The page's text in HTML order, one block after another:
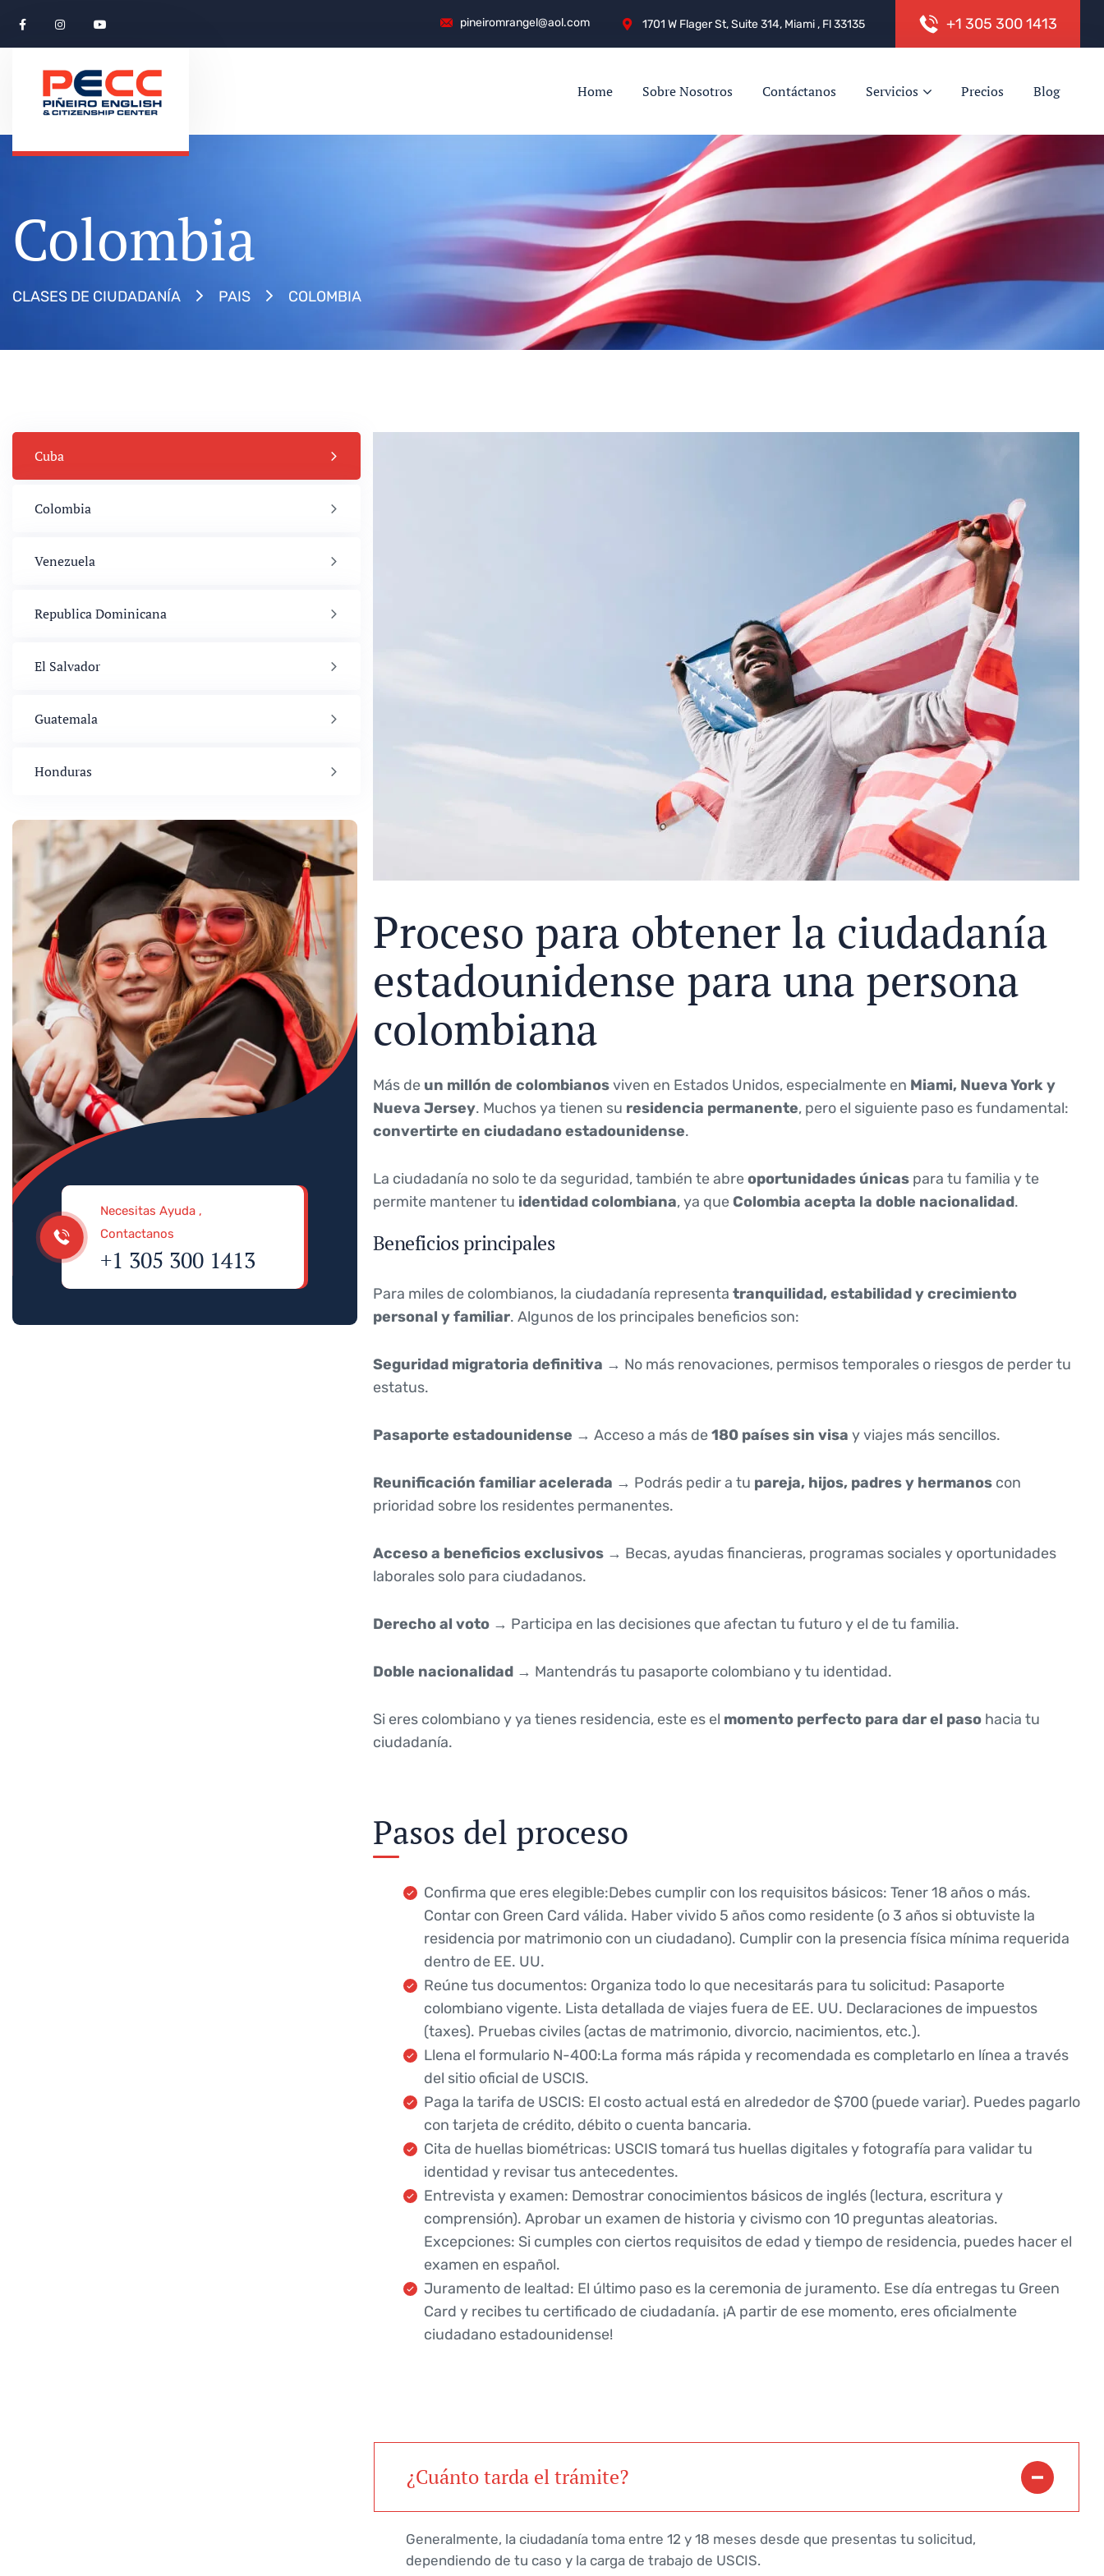
pineiromrangel@aol.com 1701 W Flager St, Suite 314, Miami , Fl 33135 +1 305 3001413
Home Sobre Nosotros Contáctanos Servicios Precios Blog
Colombia
CLASES DE CIUDADANÍA PAIS COLOMBIA
Cuba
Colombia
Venezuela
Republica Dominicana
El Salvador
Guatemala
Honduras
Necesitas Ayuda ,
Contactanos
+1 305 300 1413
Proceso para obtener la ciudadanía
estadounidense para una persona
colombiana
Más de un millón de colombianosviven en Estados Unidos, especialmente en Miami, Nueva York y
Nueva Jersey. Muchos ya tienen su residencia permanente, pero el siguiente paso es fundamental:
convertirte en ciudadano estadounidense.
La ciudadanía no solo te da seguridad, también te abreoportunidades únicaspara tu familia y te
permite mantener tu identidad colombiana, ya queColombia acepta la doble nacionalidad.
Beneficios principales
Para miles de colombianos, la ciudadanía representa tranquilidad, estabilidad y crecimiento
personal y familiar. Algunos de los principales beneficios son:
Seguridad migratoria definitiva → No más renovaciones, permisos temporales o riesgos de perder tu
estatus.
Pasaporte estadounidense → Acceso a más de180 países sin visa y viajes más sencillos.
Reunificación familiar acelerada → Podrás pedir a tu pareja, hijos, padres y hermanoscon
prioridad sobre los residentes permanentes.
Acceso a beneficios exclusivos→ Becas, ayudas financieras, programas sociales y oportunidades
laborales solo para ciudadanos.
Derecho al voto→ Participa en las decisiones que afectan tu futuro y el de tu familia.
Doble nacionalidad→ Mantendrás tu pasaporte colombiano y tu identidad.
Si eres colombiano y ya tienes residencia, este es el momento perfecto para dar el pasohacia tu
ciudadanía.
Pasos del proceso
Confirma que eres elegible:Debes cumplir con los requisitos básicos: Tener 18 años o más.
Contar con Green Card válida. Haber vivido 5 años como residente (o 3 años si obtuviste la
residencia por matrimonio con un ciudadano). Cumplir con la presencia física mínima requerida
dentro de EE. UU.
Reúne tus documentos: Organiza todo lo que necesitarás para tu solicitud: Pasaporte
colombiano vigente. Lista detallada de viajes fuera de EE. UU. Declaraciones de impuestos
(taxes). Pruebas civiles (actas de matrimonio, divorcio, nacimientos, etc.).
Llena el formulario N-400:La forma más rápida y recomendada es completarlo en línea a través
del sitio oficial de USCIS.
Paga la tarifa de USCIS: El costo actual está en alrededor de $700 (puede variar). Puedes pagarlo
con tarjeta de crédito, débito o cuenta bancaria.
Cita de huellas biométricas: USCIS tomará tus huellas digitales y fotografía para validar tu
identidad y revisar tus antecedentes.
Entrevista y examen: Demostrar conocimientos básicos de inglés (lectura, escritura y
comprensión). Aprobar un examen de historia y civismo con 10 preguntas aleatorias.
Excepciones: Si cumples con ciertos requisitos de edad y tiempo de residencia, puedes hacer el
examen en español.
Juramento de lealtad: El último paso es la ceremonia de juramento. Ese día entregas tu Green
Card y recibes tu certificado de ciudadanía. ¡A partir de ese momento, eres oficialmente
ciudadano estadounidense!
¿Cuánto tarda el trámite?
Generalmente, la ciudadanía toma entre 12 y 18 meses desde que presentas tu solicitud,
dependiendo de tu caso y la carga de trabajo de USCIS.